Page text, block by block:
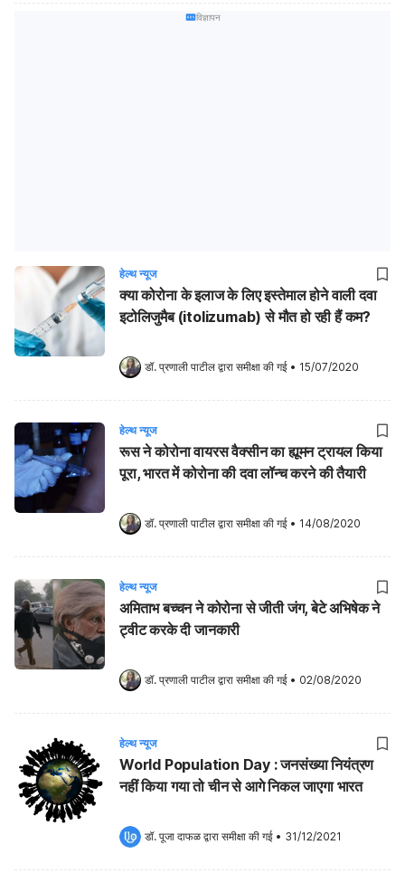
विज्ञापन
हेल्थ न्यूज
क्या कोरोना के इलाज के लिए इस्तेमाल होने वाली दवा
इटोलिजुमैब (itolizumab) से मौत हो रही हैं कम?
डॉ. प्रणाली पाटील द्वारा समीक्षा की गई • 15/07/2020
हेल्थ न्यूज
रूस ने कोरोना वायरस वैक्सीन का ह्यूमन ट्रायल किया
पूरा, भारत में कोरोना की दवा लॉन्च करने की तैयारी
डॉ. प्रणाली पाटील द्वारा समीक्षा की गई • 14/08/2020
हेल्थ न्यूज
अमिताभ बच्चन ने कोरोना से जीती जंग, बेटे अभिषेक ने
ट्वीट करके दी जानकारी
डॉ. प्रणाली पाटील द्वारा समीक्षा की गई • 02/08/2020
हेल्थ न्यूज
World Population Day : जनसंख्या नियंत्रण
नहीं किया गया तो चीन से आगे निकल जाएगा भारत
डॉ. पूजा दाफळ द्वारा समीक्षा की गई • 31/12/2021